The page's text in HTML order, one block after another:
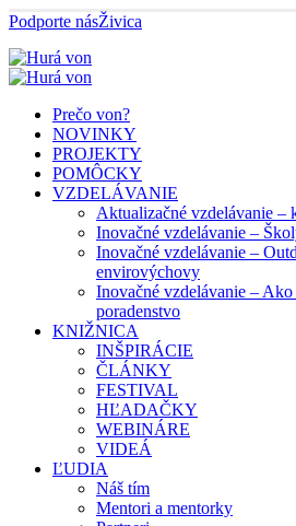
Podporte násŽivica
Prečo von?
NOVINKY
PROJEKTY
POMÔCKY
VZDELÁVANIE
Aktualizačné vzdelávanie –
Inovačné vzdelávanie –
Inovačné vzdelávanie –
envirovýchovy
Inovačné vzdelávanie –
poradenstvo
KNIŽNICA
INŠPIRÁCIE
ČLÁNKY
FESTIVAL
HĽADAČKY
WEBINÁRE
VIDEÁ
ĽUDIA
Náš tím
Mentori a mentorky